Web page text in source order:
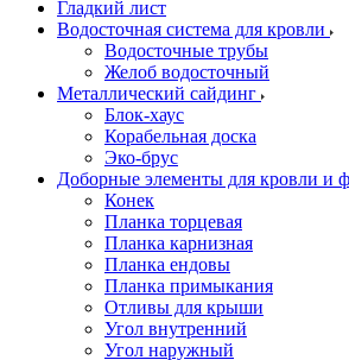
Гладкий лист
Водосточная система для кровли
Водосточные трубы
Желоб водосточный
Металлический сайдинг
Блок-хаус
Корабельная доска
Эко-брус
Доборные элементы для кровли и
Конек
Планка торцевая
Планка карнизная
Планка ендовы
Планка примыкания
Отливы для крыши
Угол внутренний
Угол наружный